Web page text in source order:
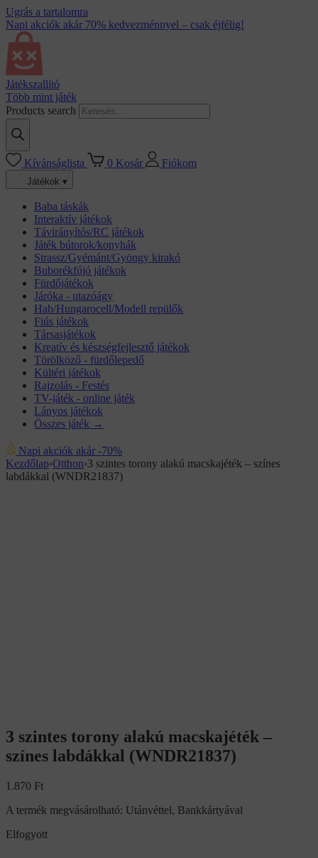
Ugrás a tartalomra
Napi akciók akár 70% kedvezménnyel – csak éjfélig!
Játékszallító
Több mint játék
Products search
Kívánságlista 0 Kosár Fiókom
Játékok ▾
Baba táskák
Interaktív játékok
Távirányítós/RC játékok
Játék bútorok/konyhák
Strassz/Gyémánt/Gyöngy kirakó
Buborékfújó játékok
Fürdőjátékok
Járóka - utazóágy
Hab/Hungarocell/Modell repülők
Fiús játékok
Társasjátékok
Kreatív és készségfejlesztő játékok
Törölköző - fürdőlepedő
Kültéri játékok
Rajzolás - Festés
TV-játék - online játék
Lányos játékok
Összes játék →
Napi akciók akár -70%
Kezdőlap›Otthon›3 szintes torony alakú macskajéték – színes
labdákkal (WNDR21837)
3 szintes torony alakú macskajéték –
színes labdákkal (WNDR21837)
1.870 Ft
A termék megvásárolható: Utánvéttel, Bankkártyával
Elfogyott